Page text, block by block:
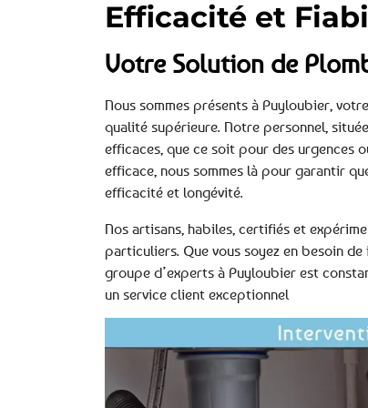
Efficacité et
Votre Solution de
Nous sommes présents à Puyloubier,
qualité supérieure. Notre personnel,
efficaces, que ce soit pour des urgences
efficace, nous sommes là pour garantir
efficacité et longévité.
Nos artisans, habiles, certifiés et
particuliers. Que vous soyez en besoin
groupe d’experts à Puyloubier est
un service client exceptionnel